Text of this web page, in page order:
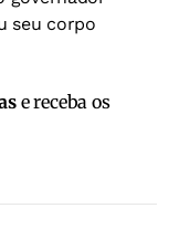
seu corpo
e receba os